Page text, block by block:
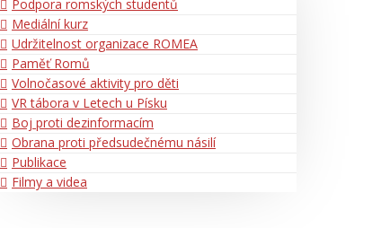
Podpora romských studentů
Mediální kurz
Udržitelnost organizace ROMEA
Paměť Romů
Volnočasové aktivity pro děti
VR tábora v Letech u Písku
Boj proti dezinformacím
Obrana proti předsudečnému násilí
Publikace
Filmy a videa